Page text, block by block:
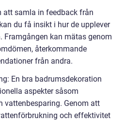
att samla in feedback från
du få insikt i hur de upplever
Framgången kan mätas genom
återkommande
från andra.
En bra badrumsdekoration
aspekter såsom
vattenbesparing. Genom att
och effektivitet